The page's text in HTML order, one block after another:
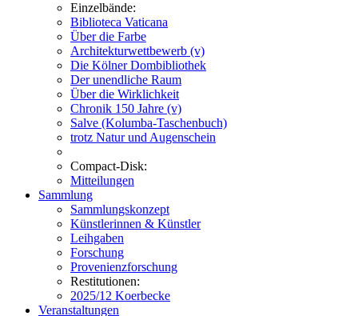
Einzelbände:
Biblioteca Vaticana
Über die Farbe
Architekturwettbewerb (v)
Die Kölner Dombibliothek
Der unendliche Raum
Über die Wirklichkeit
Chronik 150 Jahre (v)
Salve (Kolumba-Taschenbuch)
trotz Natur und Augenschein
Compact-Disk:
Mitteilungen
Sammlung
Sammlungskonzept
Künstlerinnen & Künstler
Leihgaben
Forschung
Provenienzforschung
Restitutionen:
2025/12 Koerbecke
Veranstaltungen